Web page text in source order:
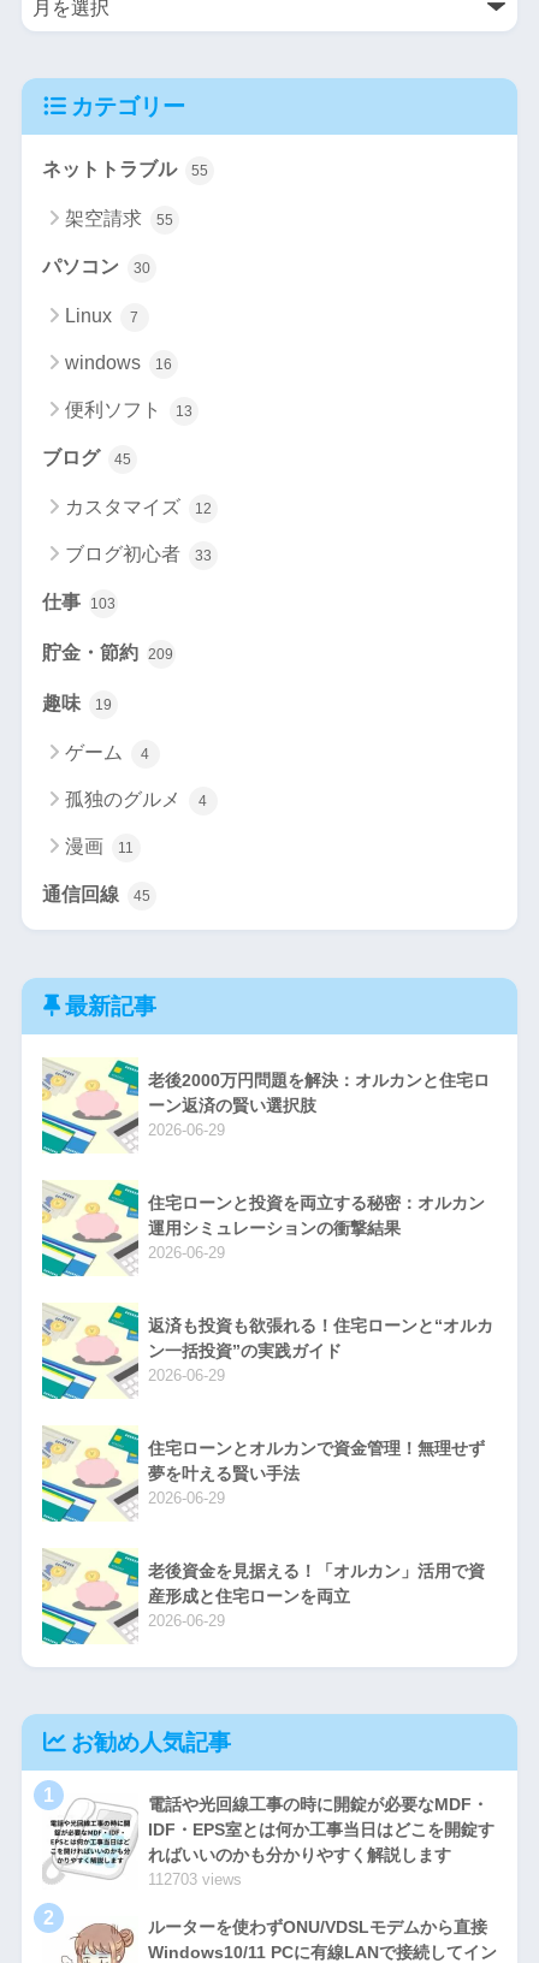
カテゴリー
ネットトラブル 55
架空請求 55
パソコン 30
Linux 7
windows 16
便利ソフト 13
ブログ 45
カスタマイズ 12
ブログ初心者 33
仕事 103
貯金・節約 209
趣味 19
ゲーム 4
孤独のグルメ 4
漫画 11
通信回線 45
最新記事
老後2000万円問題を解決：オルカンと住宅ロ
ーン返済の賢い選択肢
2026-06-29
住宅ローンと投資を両立する秘密：オルカン
運用シミュレーションの衝撃結果
2026-06-29
返済も投資も欲張れる！住宅ローンと“オルカ
ン一括投資”の実践ガイド
2026-06-29
住宅ローンとオルカンで資金管理！無理せず
夢を叶える賢い手法
2026-06-29
老後資金を見据える！「オルカン」活用で資
産形成と住宅ローンを両立
2026-06-29
お勧め人気記事
1
電話や光回線工事の時に開錠が必要なMDF・
IDF・EPS室とは何か工事当日はどこを開錠す
ればいいのかも分かりやすく解説します
112703 views
2
ルーターを使わずONU/VDSLモデムから直接
Windows10/11 PCに有線LANで接続してイン